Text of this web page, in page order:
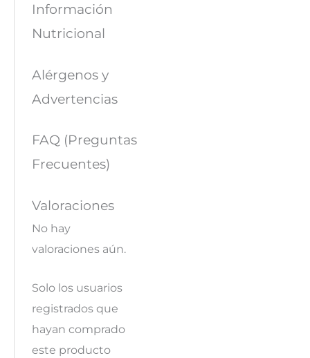
Información
Nutricional
Alérgenos y
Advertencias
FAQ (Preguntas
Frecuentes)
Valoraciones
No hay
valoraciones aún.
Solo los usuarios
registrados que
hayan comprado
este producto